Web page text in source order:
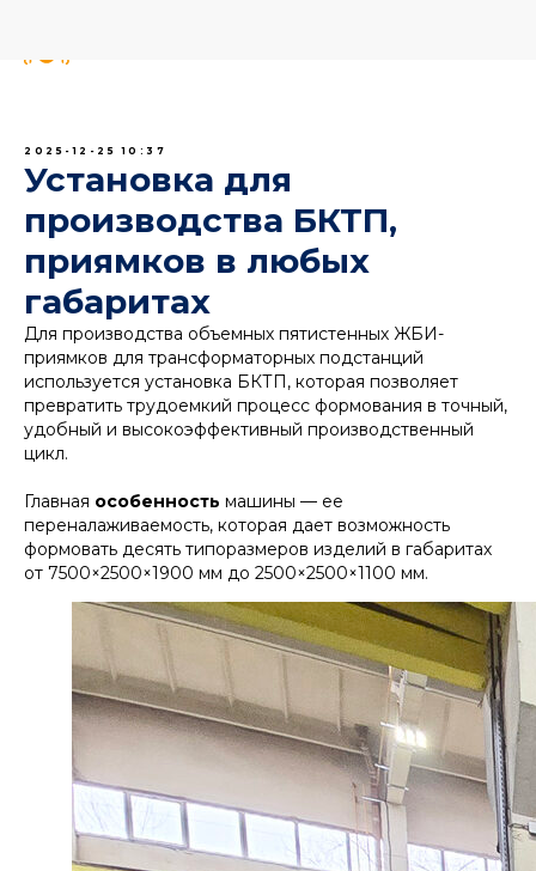
2025-12-25 10:37
Установка для
производства БКТП,
приямков в любых
габаритах
Для производства объемных пятистенных ЖБИ-
приямков для трансформаторных подстанций
используется установка БКТП, которая позволяет
превратить трудоемкий процесс формования в точный,
удобный и высокоэффективный производственный
цикл.
Главная особенность машины — ее
переналаживаемость, которая дает возможность
формовать десять типоразмеров изделий в габаритах
от 7500×2500×1900 мм до 2500×2500×1100 мм.